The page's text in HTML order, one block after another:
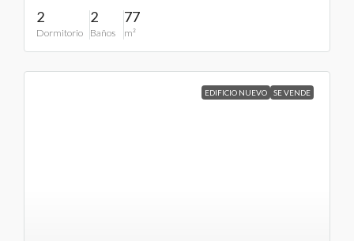
2
Dormitorio
2
Baños
77
m²
EDIFICIO NUEVO SE VENDE